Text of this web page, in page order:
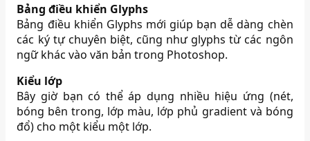
Bảng điều khiển Glyphs
Bảng điều khiển Glyphs mới giúp bạn dễ dàng chèn
các ký tự chuyên biệt, cũng như glyphs từ các ngôn
ngữ khác vào văn bản trong Photoshop.
Kiểu lớp
Bây giờ bạn có thể áp dụng nhiều hiệu ứng (nét,
bóng bên trong, lớp màu, lớp phủ gradient và bóng
đổ) cho một kiểu một lớp.